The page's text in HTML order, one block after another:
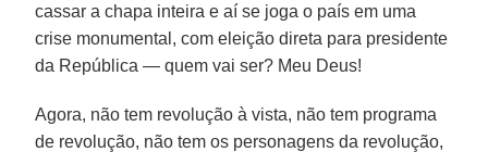
cassar a chapa inteira e aí se joga o país em uma
crise monumental, com eleição direta para presidente
da República — quem vai ser? Meu Deus!
Agora, não tem revolução à vista, não tem programa
de revolução, não tem os personagens da revolução,